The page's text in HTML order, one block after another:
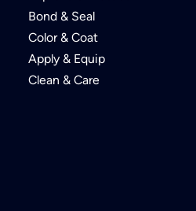
Bond & Seal
Color & Coat
Apply & Equip
Clean & Care